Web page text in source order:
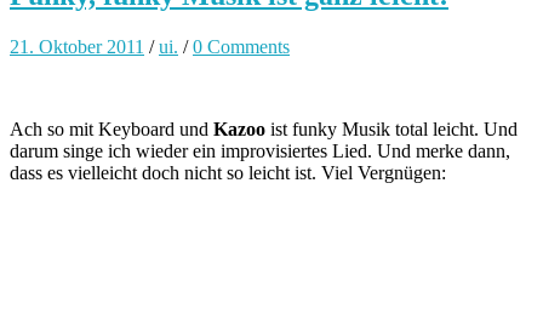
21. Oktober 2011 /ui. /0 Comments
Ach so mit Keyboard und Kazoo ist funky Musik total leicht. Und
darum singe ich wieder ein improvisiertes Lied. Und merke dann,
dass es vielleicht doch nicht so leicht ist. Viel Vergnügen: